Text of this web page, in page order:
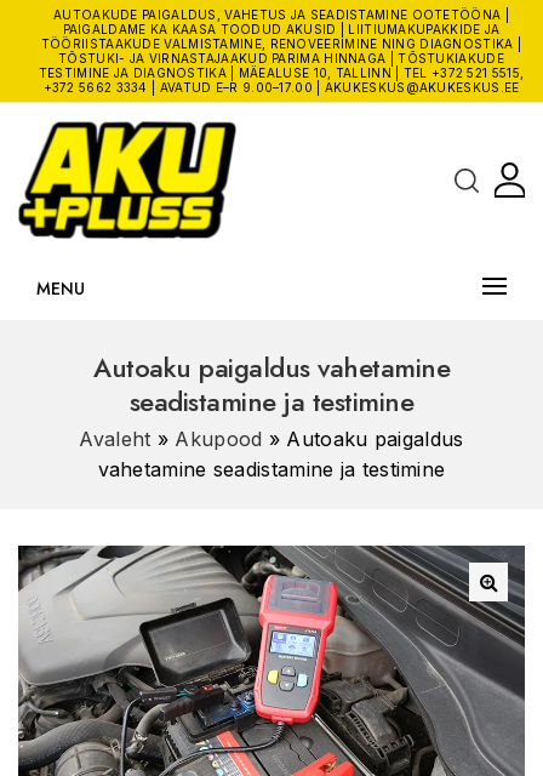
AUTOAKUDE PAIGALDUS, VAHETUS JA SEADISTAMINE OOTETÖÖNA |
PAIGALDAME KA KAASA TOODUD AKUSID | LIITIUMAKUPAKKIDE JA
TÖÖRIISTAAKUDE VALMISTAMINE, RENOVEERIMINE NING DIAGNOSTIKA |
TÕSTUKI- JA VIRNASTAJAAKUD PARIMA HINNAGA | TÕSTUKIAKUDE
TESTIMINE JA DIAGNOSTIKA | MÄEALUSE 10, TALLINN | TEL +372 521 5515
+372 5662 3334
| AVATUD E–R 9.00–17.00 | AKUKESKUS@AKUKESKUS.EE
MENU
Autoaku paigaldus vahetamine
seadistamine ja testimine
Avaleht » Akupood » Autoaku paigaldus
vahetamine seadistamine ja testimine